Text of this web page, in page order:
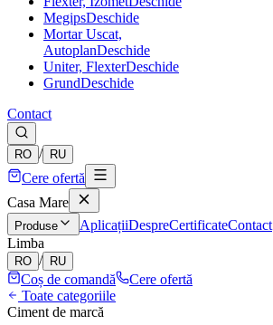
MegipsDeschide
Mortar Uscat,
AutoplanDeschide
Uniter, FlexterDeschide
GrundDeschide
Contact
RO / RU
Cere ofertă
Casa Mare
Produse AplicațiiDespreCertificateContact
Limba
RO / RU
Coș de comandă
Cere ofertă
Toate categoriile
Ciment de marcă